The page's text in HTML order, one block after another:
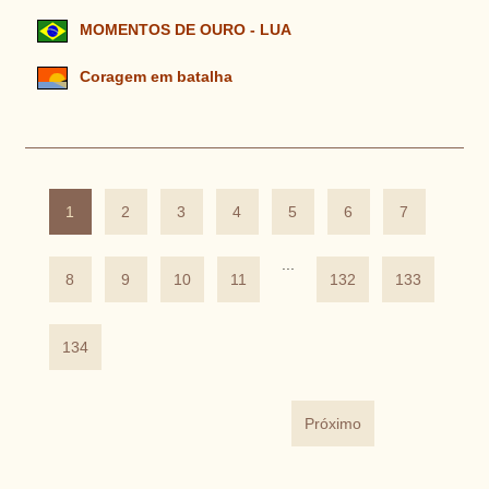
MOMENTOS DE OURO - LUA
Coragem em batalha
1 2 3 4 5 6 7
8 9 10 11
132
133
134
Próximo